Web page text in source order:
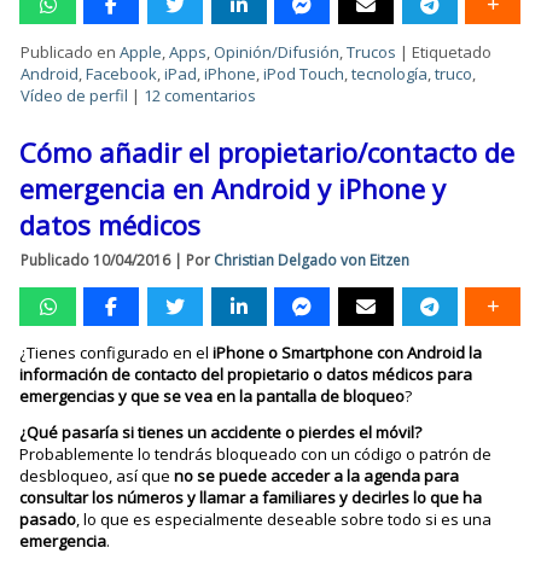
Publicado en Apple,Apps, Opinión/Difusión,Trucos |Etiquetado
Android,Facebook,iPad,iPhone,iPod Touch,tecnología,truco,
Vídeo de perfil | 12 comentarios
Cómo añadir el propietario/contacto de
emergencia en Android y iPhone y
datos médicos
Publicado 10/04/2016| Por Christian Delgado von Eitzen
¿Tienes configurado en eliPhone o Smartphone con Android la
información de contacto del propietario o datos médicos para
emergencias y que se vea en la pantalla de bloqueo?
¿Qué pasaría si tienes un accidente o pierdes el móvil?
Probablemente lo tendrás bloqueado con un código o patrón de
desbloqueo, así queno se puede acceder a la agenda para
consultar los números y llamar a familiares y decirles lo que ha
pasado, lo que es especialmente deseable sobre todo si es una
emergencia.